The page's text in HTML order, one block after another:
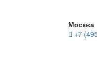
Москва
+7